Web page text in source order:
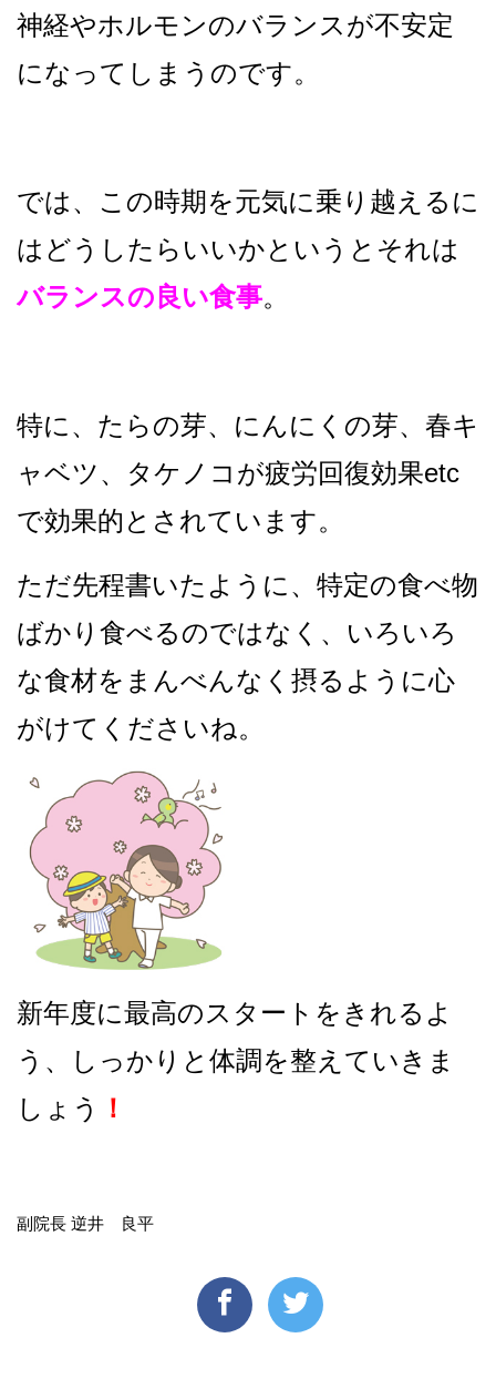
神経やホルモンのバランスが不安定
になってしまうのです。
では、この時期を元気に乗り越えるに
はどうしたらいいかというと それは
バランスの良い食事。
特に、たらの芽、にんにくの芽、春キ
ャベツ、タケノコが疲労回復効果etc
で効果的とされています。
ただ先程書いたように、特定の食べ物
ばかり食べるのではなく、 いろいろ
な食材をまんべんなく摂るように心
がけてくださいね。
新年度に最高のスタートをきれるよ
う、しっかりと体調を整えていきま
しょう
！
副院長 逆井 良平